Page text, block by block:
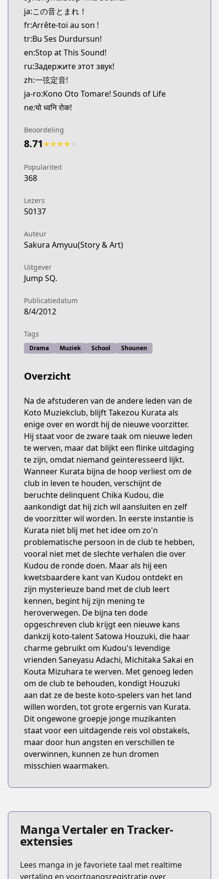
Kitsu
https://kitsu.app/manga/319
MangaUpdates
MangaUpdates
https://www.mangaupdates.com/
Book☆Walker
Book☆Walker
https://bookwalker.jp/series/13771/list
Shonen Jump Plus
Shonen Jump Plus
Official Site
Official Site
Official Site
Official Site
ja:この音とまれ！
fr:Arrête-toi au son !
tr:Bu Ses Durdursun!
en:Stop at This Sound!
ru:Задержите этот звук!
zh:一弦定音!
ja-ro:Kono Oto Tomare! Sounds of Life
ne:यो ध्वनि रोक!
Beoordeling
8.71★★★★
Populariteit
368
Lezers
50137
Auteur
Sakura Amyuu(Story & Art)
Uitgever
Jump SQ.
Publicatiedatum
8/4/2012
Tags
Drama Muziek School Shounen
Overzicht
Na de afstuderen van de andere leden van de
Koto Muziekclub, blijft Takezou Kurata als
enige over en wordt hij de nieuwe voorzitter.
Hij staat voor de zware taak om nieuwe leden
te werven, maar dat blijkt een flinke uitdaging
te zijn, omdat niemand geïnteresseerd lijkt.
Wanneer Kurata bijna de hoop verliest om de
club in leven te houden, verschijnt de
beruchte delinquent Chika Kudou, die
aankondigt dat hij zich wil aansluiten en zelf
de voorzitter wil worden. In eerste instantie is
Kurata niet blij met het idee om zo'n
problematische persoon in de club te hebben,
vooral niet met de slechte verhalen die over
Kudou de ronde doen. Maar als hij een
kwetsbaardere kant van Kudou ontdekt en
zijn mysterieuze band met de club leert
kennen, begint hij zijn mening te
heroverwegen. De bijna ten dode
opgeschreven club krijgt een nieuwe kans
dankzij koto-talent Satowa Houzuki, die haar
charme gebruikt om Kudou's levendige
vrienden Saneyasu Adachi, Michitaka Sakai en
Kouta Mizuhara te werven. Met genoeg leden
om de club te behouden, kondigt Houzuki
aan dat ze de beste koto-spelers van het land
willen worden, tot grote ergernis van Kurata.
Dit ongewone groepje jonge muzikanten
staat voor een uitdagende reis vol obstakels,
maar door hun angsten en verschillen te
overwinnen, kunnen ze hun dromen
misschien waarmaken.
Manga Vertaler en Tracker-
extensies
Lees manga in je favoriete taal met realtime
vertaling en voortgangsregistratie over